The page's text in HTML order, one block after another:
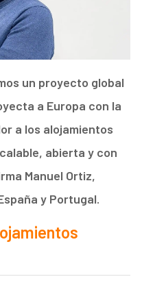
un proyecto global
a Europa con la
a los alojamientos
abierta y con
Manuel Ortiz,
y Portugal.